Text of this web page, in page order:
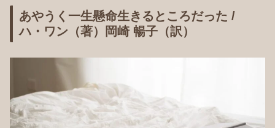
あやうく一生懸命生きるところだった /
ハ・ワン（著）岡崎 暢子（訳）